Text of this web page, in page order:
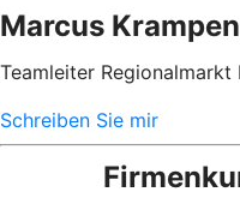
Marcus Krampen
Teamleiter
Schreiben Sie mir